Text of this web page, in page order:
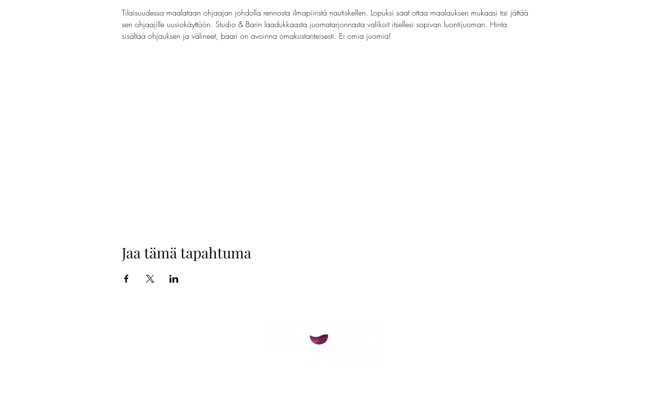
Tilaisuudessa maalataan ohjaajan johdolla rennosta ilmapiiristä nautiskellen. Lopuksi saat ottaa maalauksen mukaasi tai jättää
sen ohjaajille uusiokäyttöön. Studio & Barin laadukkaasta juomatarjonnasta valikoit itsellesi sopivan luontijuoman. Hinta
sisältää ohjauksen ja välineet, baari on avoinna omakustanteisesti. Ei omia juomia!
Jaa tämä tapahtuma